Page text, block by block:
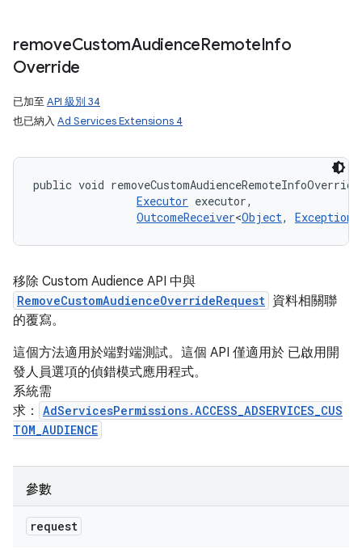
removeCustomAudienceRemoteInfo
Override
已加至 API 級別 34
也已納入 Ad Services Extensions 4
public void
Executor executor,
OutcomeReceiver<Object, Exception
移除 Custom Audience API 中與
RemoveCustomAudienceOverrideRequest 資料相關聯
的覆寫。
這個方法適用於端對端測試。這個 API 僅適用於 已啟用開
發人員選項的偵錯模式應用程式。
系統需
求：
AdServicesPermissions.ACCESS_ADSERVICES_CUS
TOM_AUDIENCE
參數
request